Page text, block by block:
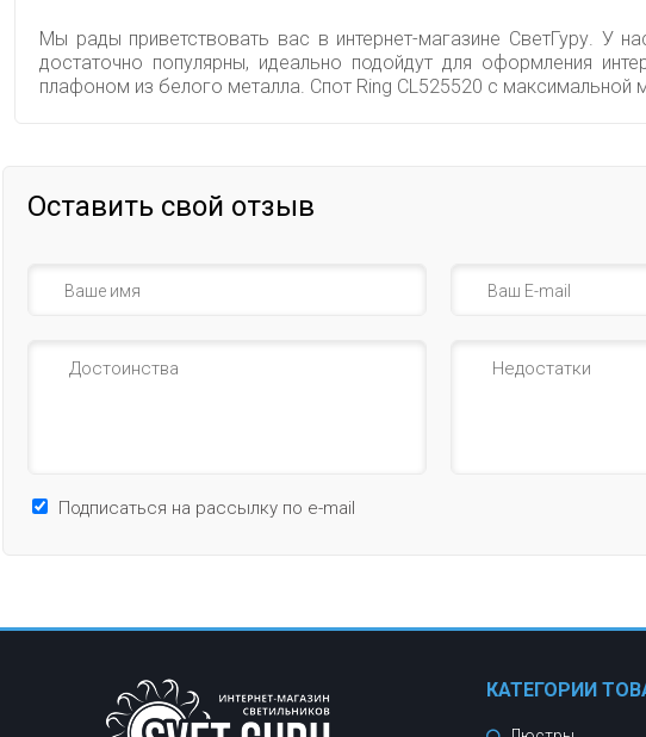
Мы рады приветствовать вас в интернет-магазине СветГуру. У
достаточно популярны, идеально подойдут для оформления
плафоном из белого металла. Спот Ring CL525520 с
Оставить свой отзыв
Подписаться на рассылку по e-mail
КАТЕГОРИИ